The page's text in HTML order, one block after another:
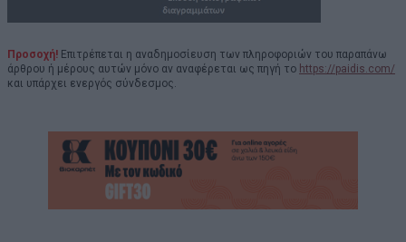
Προσοχή! Επιτρέπεται η αναδημοσίευση των πληροφοριών του παραπάνω
άρθρου ή μέρους αυτών μόνο αν αναφέρεται ως πηγή το https://paidis.com/
και υπάρχει ενεργός σύνδεσμος.